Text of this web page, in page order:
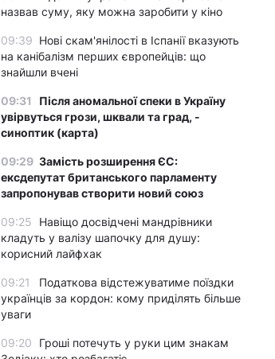
назвав суму, яку можна заробити у кіно
09:39 Нові скам'янілості в Іспанії вказують
на канібалізм перших європейців: що
знайшли вчені
09:31
Після аномальної спеки в Україну
увірвуться грози, шквали та град, -
синоптик (карта)
09:29 Замість розширення ЄС:
ексдепутат британського парламенту
запропонував створити новий союз
09:25
Навіщо досвідчені мандрівники
кладуть у валізу шапочку для душу:
корисний лайфхак
09:21
Податкова відстежуватиме поїздки
українців за кордон: кому приділять більше
уваги
09:20
Гроші потечуть у руки цим знакам